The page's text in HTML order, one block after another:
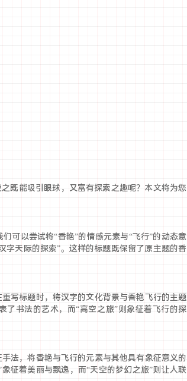
既能吸引眼球，又富有探索之趣呢？本文将为您
可以尝试将“香艳”的情感元素与“飞行”的动态意
字天际的探索”。这样的标题既保留了原主题的香
写标题时，将汉字的文化背景与香艳飞行的主题
了书法的艺术，而“高空之旅”则象征着飞行的探
法，将香艳与飞行的元素与其他具有象征意义的
征着美丽与飘逸，而“天空的梦幻之旅”则让人联